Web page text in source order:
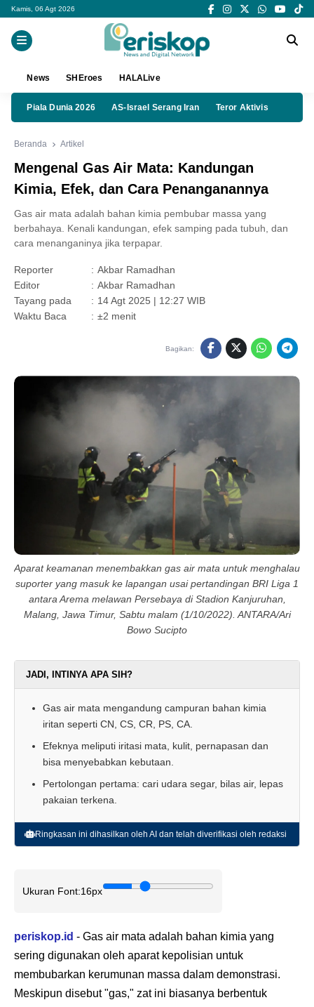
Kamis, 06 Agt 2026
News SHEroes HALALive
Piala Dunia 2026 AS-Israel Serang Iran Teror Aktivis
Beranda Artikel
Mengenal Gas Air Mata: Kandungan
Kimia, Efek, dan Cara Penanganannya
Gas air mata adalah bahan kimia pembubar massa yang
berbahaya. Kenali kandungan, efek samping pada tubuh, dan
cara menanganinya jika terpapar.
Reporter : Akbar Ramadhan
Editor
: Akbar Ramadhan
Tayang pada
: 14 Agt 2025 | 12:27 WIB
Waktu Baca
: ±2 menit
Bagikan:
Aparat keamanan menembakkan gas air mata untuk menghalau
suporter yang masuk ke lapangan usai pertandingan BRI Liga 1
antara Arema melawan Persebaya di Stadion Kanjuruhan,
Malang, Jawa Timur, Sabtu malam (1/10/2022). ANTARA/Ari
Bowo Sucipto
JADI, INTINYA APA SIH?
Gas air mata mengandung campuran bahan kimia
iritan seperti CN, CS, CR, PS, CA.
Efeknya meliputi iritasi mata, kulit, pernapasan dan
bisa menyebabkan kebutaan.
Pertolongan pertama: cari udara segar, bilas air, lepas
pakaian terkena.
Ringkasan ini dihasilkan oleh AI dan telah diverifikasi oleh redaksi
Ukuran Font:16px
periskop.id - Gas air mata adalah bahan kimia yang
sering digunakan oleh aparat kepolisian untuk
membubarkan kerumunan massa dalam demonstrasi.
Meskipun disebut "gas," zat ini biasanya berbentuk